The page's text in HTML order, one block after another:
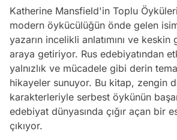
Katherine Mansfield'in Toplu
modern öykücülüğün önde gelen
yazarın incelikli anlatımını ve
araya getiriyor. Rus edebiyatından
yalnızlık ve mücadele gibi derin
hikayeler sunuyor. Bu kitap, zengin
karakterleriyle serbest öykünün
edebiyat dünyasında çığır açan bir
çıkıyor.